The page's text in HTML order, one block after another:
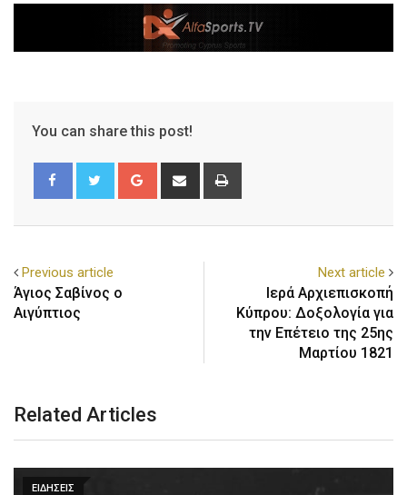
You can share this post!
Previous article
Άγιος Σαβίνος ο
Αιγύπτιος
Next article
Ιερά Αρχιεπισκοπή
Κύπρου: Δοξολογία για
την Επέτειο της 25ης
Μαρτίου 1821
Related Articles
ΕΙΔΗΣΕΙΣ